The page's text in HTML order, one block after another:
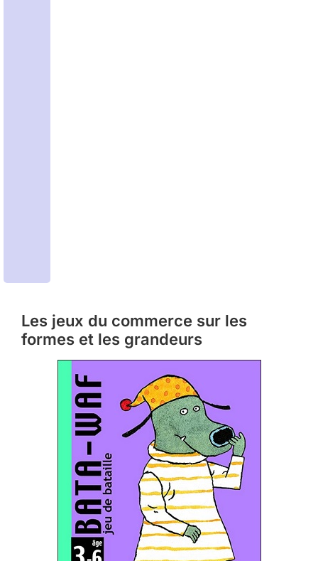
Les jeux du commerce sur les
formes et les grandeurs